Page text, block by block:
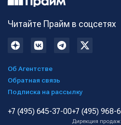
Читайте Прайм в соцсетях
Об Агентстве
Обратная связь
Подписка на рассылку
+7 (495) 645-37-00+7 (495) 968-
Дирекция продаж